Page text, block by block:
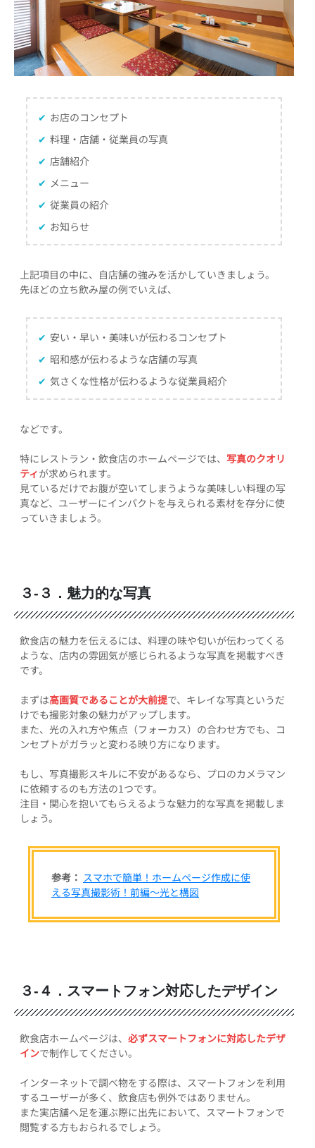
✔ お店のコンセプト
✔ 料理・店舗・従業員の写真
✔ 店舗紹介
✔ メニュー
✔ 従業員の紹介
✔ お知らせ
上記項目の中に、自店舗の強みを活かしていきましょう。
先ほどの立ち飲み屋の例でいえば、
✔ 安い・早い・美味いが伝わるコンセプト
✔ 昭和感が伝わるような店舗の写真
✔ 気さくな性格が伝わるような従業員紹介
などです。
特にレストラン・飲食店のホームページでは、 写真のクオリ
ティが求められます。
見ているだけでお腹が空いてしまうような美味しい料理の写
真など、ユーザーにインパクトを与えられる素材を存分に使
っていきましょう。
３-３．魅力的な写真
飲食店の魅力を伝えるには、料理の味や匂いが伝わってくる
ような、店内の雰囲気が感じられるような写真を掲載すべき
です。
まずは高画質であることが大前提で、キレイな写真というだ
けでも撮影対象の魅力がアップします。
また、光の入れ方や焦点（フォーカス）の合わせ方でも、コ
ンセプトがガラッと変わる映り方になります。
もし、写真撮影スキルに不安があるなら、プロのカメラマン
に依頼するのも方法の1つです。
注目・関心を抱いてもらえるような魅力的な写真を掲載しま
しょう。
参考： スマホで簡単！ホームページ作成に使
える写真撮影術！前編～光と構図
３-４．スマートフォン対応したデザイン
飲食店ホームページは、 必ずスマートフォンに対応したデザ
インで制作してください。
インターネットで調べ物をする際は、スマートフォンを利用
するユーザーが多く、飲食店も例外ではありません。
また実店舗へ足を運ぶ際に出先において、スマートフォンで
閲覧する方もおられるでしょう。